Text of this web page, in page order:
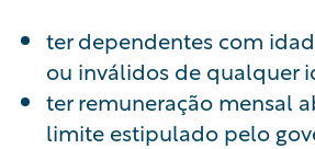
ter dependentes com
ou inválidos de qualquer
ter remuneração mensal
limite estipulado pelo